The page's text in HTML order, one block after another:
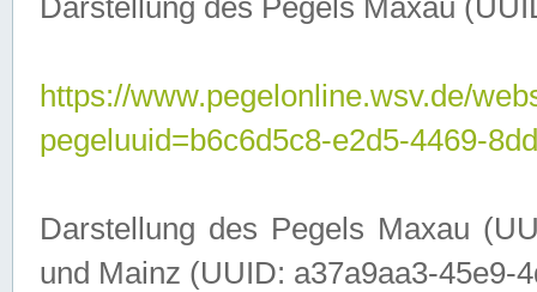
Darstellung des Pegels Maxau
https://www.pegelonline.wsv.de/
pegeluuid=b6c6d5c8-e2d5-4469-
Darstellung des Pegels Maxau
und Mainz (UUID: a37a9aa3-45e9-